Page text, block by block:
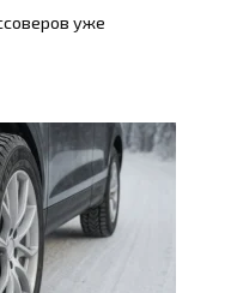
уже